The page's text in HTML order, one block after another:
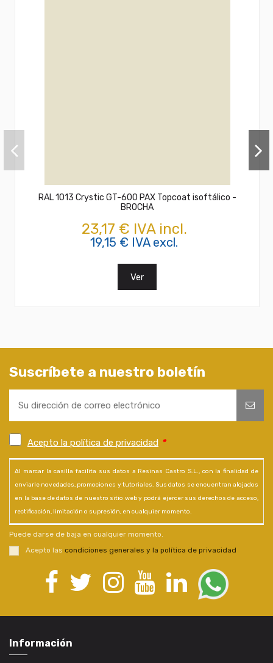
RAL 1013 Crystic GT-600 PAX Topcoat isoftálico -
BROCHA
23,17 € IVA incl.
19,15 € IVA excl.
Ver
Suscríbete a nuestro boletín
Acepto la política de privacidad *
Al marcar la casilla facilita sus datos a Resinas Castro S.L., con la finalidad de
enviarle novedades, promociones y tutoriales. Sus datos se encuentran alojados
en la base de datos de nuestro sitio web y podrá ejercer sus derechos de acceso,
rectificación, limitación o supresión, en cualquier momento.
Puede darse de baja en cualquier momento.
Acepto las condiciones generales y la política de privacidad
Información